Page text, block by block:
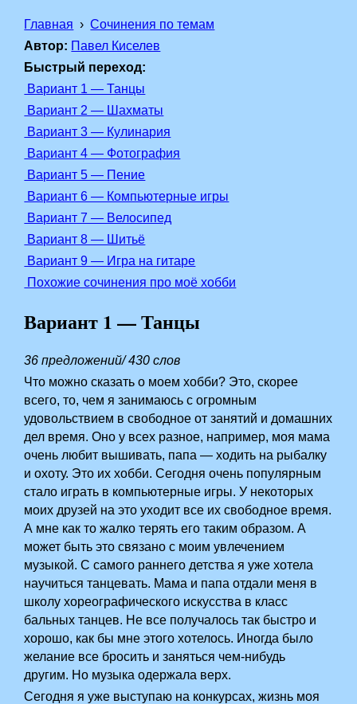
Главная
Сочинения по темам
Автор: Павел Киселев
Быстрый переход:
Вариант 1 — Танцы
Вариант 2 — Шахматы
Вариант 3 — Кулинария
Вариант 4 — Фотография
Вариант 5 — Пение
Вариант 6 — Компьютерные игры
Вариант 7 — Велосипед
Вариант 8 — Шитьё
Вариант 9 — Игра на гитаре
Похожие сочинения про моё хобби
Вариант 1 — Танцы
36 предложений/ 430 слов
Что можно сказать о моем хобби? Это, скорее
всего, то, чем я занимаюсь с огромным
удовольствием в свободное от занятий и домашних
дел время. Оно у всех разное, например, моя мама
очень любит вышивать, папа — ходить на рыбалку
и охоту. Это их хобби. Сегодня очень популярным
стало играть в компьютерные игры. У некоторых
моих друзей на это уходит все их свободное время.
А мне как то жалко терять его таким образом. А
может быть это связано с моим увлечением
музыкой. С самого раннего детства я уже хотела
научиться танцевать. Мама и папа отдали меня в
школу хореографического искусства в класс
бальных танцев. Не все получалось так быстро и
хорошо, как бы мне этого хотелось. Иногда было
желание все бросить и заняться чем-нибудь
другим. Но музыка одержала верх.
Сегодня я уже выступаю на конкурсах, жизнь моя